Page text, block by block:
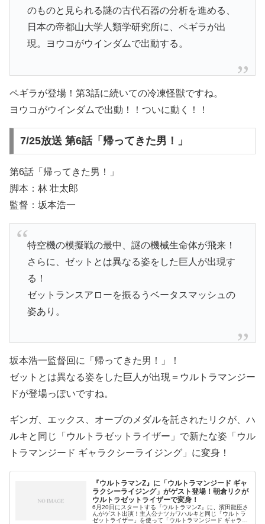
のものと見られる謎の古代石器の分析を進める、
日本の帝都山大学人類学研究所に、ペギラが出
現。ヨウコがウインダムで出動する。
ペギラが登場！第3話に続いての冷凍怪獣ですね。
ヨウコがウインダムで出動！！ついに動く！！
7/25放送 第6話「帰ってきた男！」
第6話「帰ってきた男！」
脚本：林 壮太郎
監督：坂本浩一
特空機の模擬戦の最中、謎の機械生命体が飛来！
さらに、ゼットとは異なる姿をした巨人が出現す
る！
ゼットランスアローを振るうベータスマッシュの
姿あり。
坂本浩一監督回に「帰ってきた男！」！
ゼットとは異なる姿をした巨人が出現＝ウルトラマンジー
ドが登場っぽいですね。
ギンガ、エックス、オーブのメダルを託されたリクが、ハ
ルキと同じ「ウルトラゼットライザー」で新たな姿「ウル
トラマンジード ギャラクシーライジング」に変身！
『ウルトラマンZ』に「ウルトラマンジード ギャ
ラクシーライジング」がゲスト登場！朝倉リクが
ウルトラゼットライザーで変身！
6月20日にスタートする『ウルトラマンZ』に、濱田龍臣さ
んがゲスト出演！主人公ナツカワハルキと同じ「ウルトラ
ゼットライザー」を使って「ウルトラマンジード ギャラク